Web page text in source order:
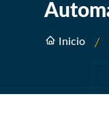
Inicio